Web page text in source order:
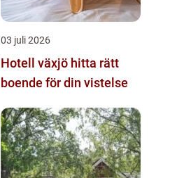
03 juli 2026
Hotell växjö hitta rätt
boende för din vistelse